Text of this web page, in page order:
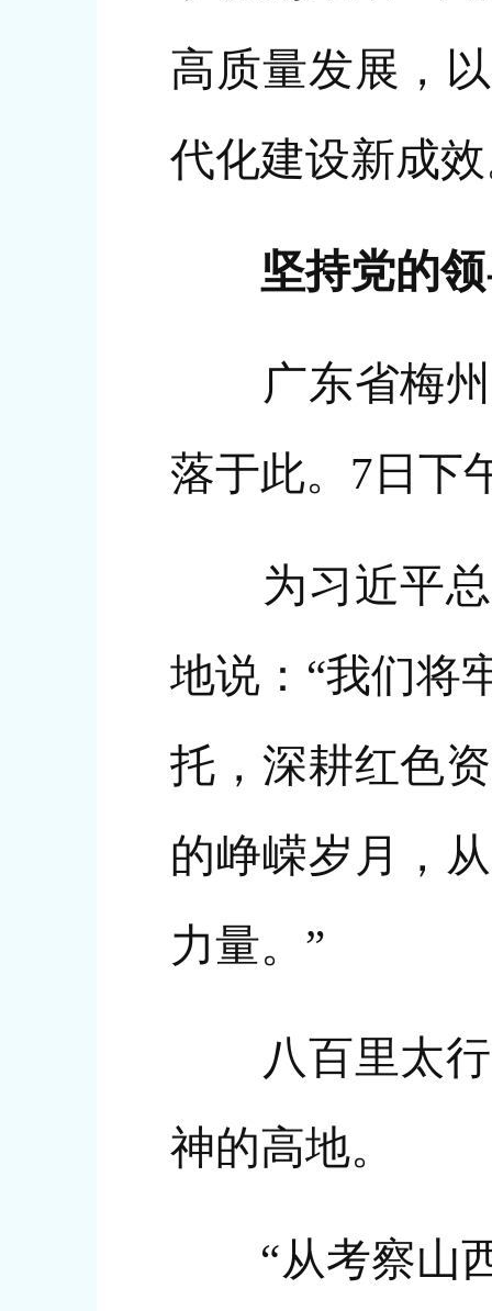
高质量发展，
代化建设新成
坚持党的
广东省梅州
落于此。7日下
为习近平总
地说：“我们将
托，深耕红色
的峥嵘岁月，
力量。”
八百里太行
神的高地。
“从考察山西